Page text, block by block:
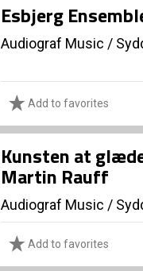
Esbjerg
Audiograf Music /
Add to favorites
Kunsten at
Martin Rauff
Audiograf Music /
Add to favorites